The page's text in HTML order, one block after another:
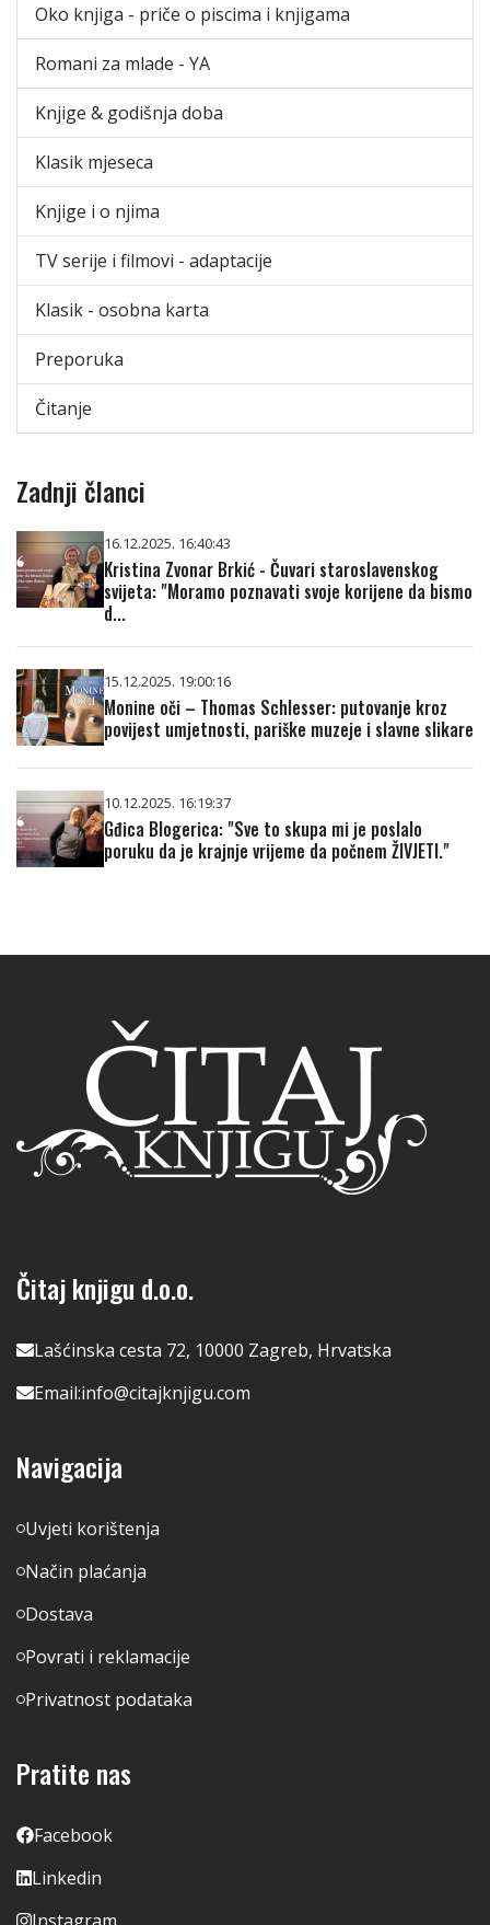
Oko knjiga - priče o piscima i knjigama
Romani za mlade - YA
Knjige & godišnja doba
Klasik mjeseca
Knjige i o njima
TV serije i filmovi - adaptacije
Klasik - osobna karta
Preporuka
Čitanje
Zadnji članci
16.12.2025. 16:40:43
Kristina Zvonar Brkić - Čuvari staroslavenskog
svijeta: "Moramo poznavati svoje korijene da bismo
d...
15.12.2025. 19:00:16
Monine oči – Thomas Schlesser: putovanje kroz
povijest umjetnosti, pariške muzeje i slavne slikare
10.12.2025. 16:19:37
Gđica Blogerica: "Sve to skupa mi je poslalo
poruku da je krajnje vrijeme da počnem ŽIVJETI."
Čitaj knjigu d.o.o.
Lašćinska cesta 72, 10000 Zagreb, Hrvatska
Email:info@citajknjigu.com
Navigacija
Uvjeti korištenja
Način plaćanja
Dostava
Povrati i reklamacije
Privatnost podataka
Pratite nas
Facebook
Linkedin